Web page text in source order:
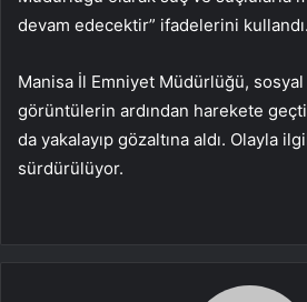
devam edecektir” ifadelerini kullandı.
Manisa İl Emniyet Müdürlüğü, sosyal
görüntülerin ardından harekete
da yakalayıp gözaltına aldı. Olayla
sürdürülüyor.